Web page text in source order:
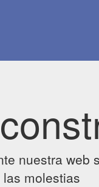
nuestra web
molestias